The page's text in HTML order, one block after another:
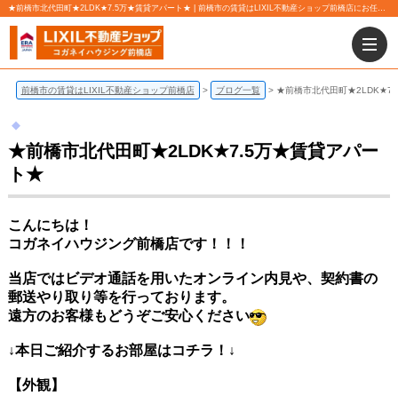
★前橋市北代田町★2LDK★7.5万★賃貸アパート★ | 前橋市の賃貸はLIXIL不動産ショップ前橋店にお任せ下さい！
前橋市の賃貸はLIXIL不動産ショップ前橋店 ブログ一覧 ★前橋市北代田町
★前橋市北代田町★2LDK★7.5万★賃貸アパー
ト★
こんにちは！
コガネイハウジング前橋店です！！！
当店ではビデオ通話を用いたオンライン内見や、契約書の
郵送やり取り等を行っております。
遠方のお客様もどうぞご安心ください
↓本日ご紹介するお部屋はコチラ！↓
【外観】